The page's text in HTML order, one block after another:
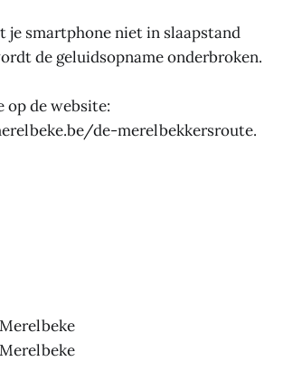
je smartphone niet in slaapstand
de geluidsopname onderbroken.
op de website:
de-merelbekkersroute.